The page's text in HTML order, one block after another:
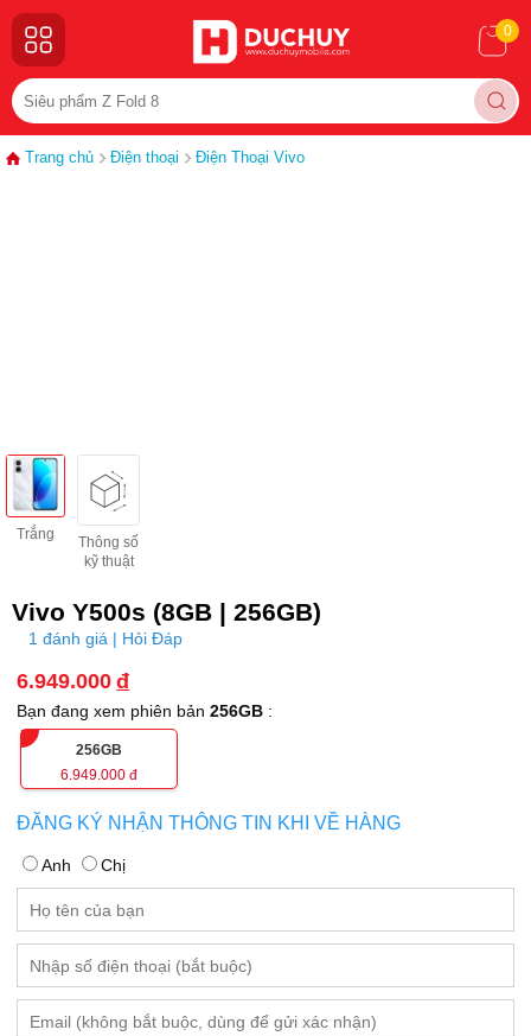
0
Trang chủ Điện thoại Điện Thoại Vivo
Trắng
Thông số
kỹ thuật
Vivo Y500s (8GB | 256GB)
1 đánh giá | Hỏi Đáp
6.949.000 đ
Bạn đang xem phiên bản256GB :
256GB
6.949.000đ
ĐĂNG KÝ NHẬN THÔNG TIN KHI VỀ HÀNG
Anh Chị